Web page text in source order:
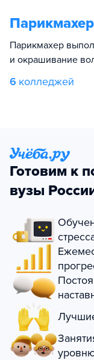
Парикмахер
Парикмахер
и окрашивание
6 колледжей
Готовим к
вузы